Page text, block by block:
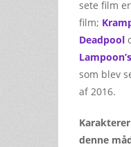
sete film
film;
Deadpool
som blev
af 2016.
denne